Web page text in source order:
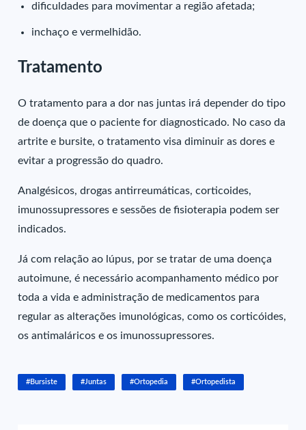
dificuldades para movimentar a região afetada;
inchaço e vermelhidão.
Tratamento
O tratamento para a dor nas juntas irá depender do tipo
de doença que o paciente for diagnosticado. No caso da
artrite e bursite, o tratamento visa diminuir as dores e
evitar a progressão do quadro.
Analgésicos, drogas antirreumáticas, corticoides,
imunossupressores e sessões de fisioterapia podem ser
indicados.
Já com relação ao lúpus, por se tratar de uma doença
autoimune, é necessário acompanhamento médico por
toda a vida e administração de medicamentos para
regular as alterações imunológicas, como os corticóides,
os antimaláricos e os imunossupressores.
#Bursiste #Juntas #Ortopedia #Ortopedista